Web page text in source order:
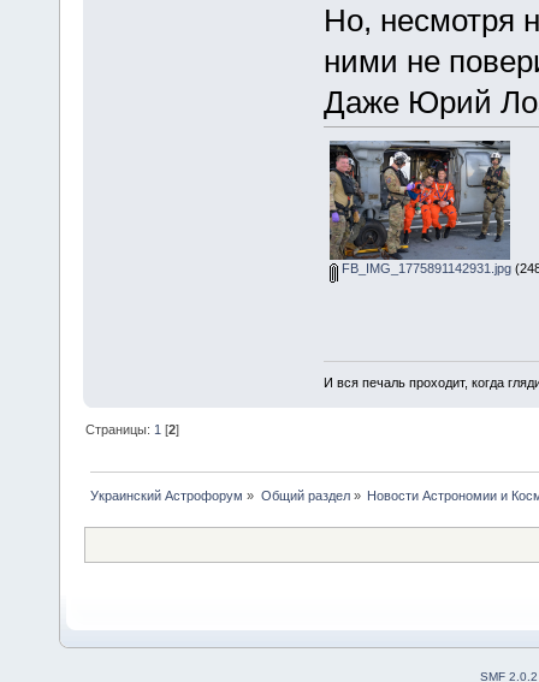
Но, несмотря
ними не
Даже Юрий
FB_IMG_1775891142931.jpg
И вся печаль проходит, когда
Страницы:1 [2]
Украинский Астрофорум » Общий раздел» Новости Астрономии и
SMF 2.0.2